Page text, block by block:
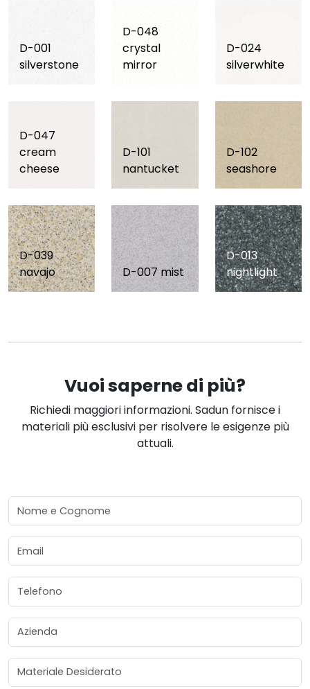
D-001
silverstone
D-048
crystal
mirror
D-024
silverwhite
D-047
cream
cheese
D-101
nantucket
D-102
seashore
D-039
navajo
D-007 mist
D-013
nightlight
Vuoi saperne di più?
Richiedi maggiori informazioni. Sadun fornisce i
materiali più esclusivi per risolvere le esigenze più
attuali.
Nome e Cognome
Email
Telefono
Azienda
Materiale Desiderato